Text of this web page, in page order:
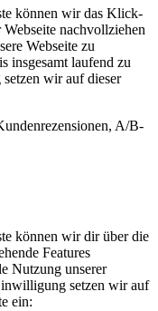
können wir das Klick-
nachvollziehen
Webseite zu
insgesamt laufend zu
wir auf dieser
A/B-
können wir dir über die
Features
Nutzung unserer
setzen wir auf
ein: